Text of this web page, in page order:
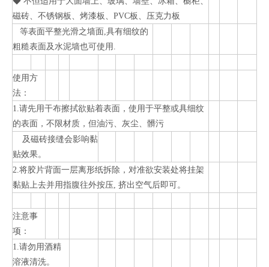
磁砖、不锈钢板、烤漆板、PVC板、压克力板
等表面平整光滑之墙面,具有细纹的
粗糙表面及水泥墙也可使用.
使用方
法：
1.请先用干布擦拭欲贴着表面，使用于平整或具细纹
的表面，不限材质，但油污、灰尘、髒污
及磁砖接缝会影响黏
贴效果。
2.将胶片背面一层离形纸拆除，对准欲安装处将挂架
黏贴上去并用指腹往外按压, 挤出空气后即可。
注意事
项：
1.请勿用酒精
溶液清洗。